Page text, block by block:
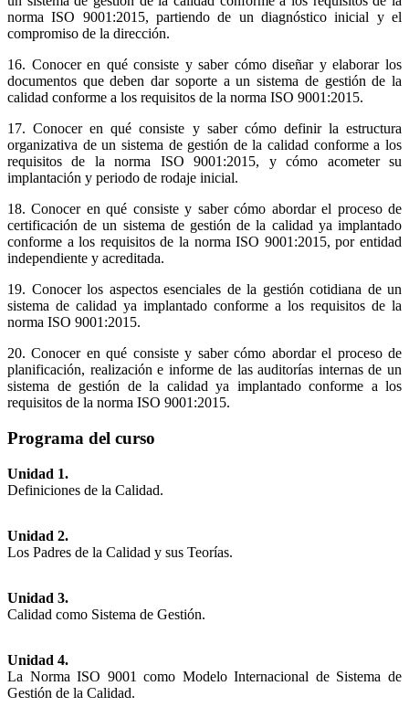
norma ISO 9001:2015, partiendo de un diagnóstico inicial y el
compromiso de la dirección.
16. Conocer en qué consiste y saber cómo diseñar y elaborar los
documentos que deben dar soporte a un sistema de gestión de la
calidad conforme a los requisitos de la norma ISO 9001:2015.
17. Conocer en qué consiste y saber cómo definir la estructura
organizativa de un sistema de gestión de la calidad conforme a los
requisitos de la norma ISO 9001:2015, y cómo acometer su
implantación y periodo de rodaje inicial.
18. Conocer en qué consiste y saber cómo abordar el proceso de
certificación de un sistema de gestión de la calidad ya implantado
conforme a los requisitos de la norma ISO 9001:2015, por entidad
independiente y acreditada.
19. Conocer los aspectos esenciales de la gestión cotidiana de un
sistema de calidad ya implantado conforme a los requisitos de la
norma ISO 9001:2015.
20. Conocer en qué consiste y saber cómo abordar el proceso de
planificación, realización e informe de las auditorías internas de un
sistema de gestión de la calidad ya implantado conforme a los
requisitos de la norma ISO 9001:2015.
Programa del curso
Unidad 1.
Definiciones de la Calidad.
Unidad 2.
Los Padres de la Calidad y sus Teorías.
Unidad 3.
Calidad como Sistema de Gestión.
Unidad 4.
La Norma ISO 9001 como Modelo Internacional de Sistema de
Gestión de la Calidad.